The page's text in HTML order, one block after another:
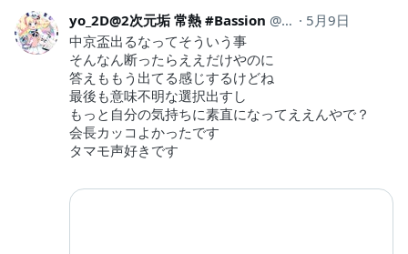
yo_2D@2次元垢 常熱 #Bassion yo_2d5月9日
中京盃出るなってそういう事
そんなん断ったらええだけやのに
答えももう出てる感じするけどね
最後も意味不明な選択出すし
もっと自分の気持ちに素直になってええんやで？
会長カッコよかったです
タマモ声好きです